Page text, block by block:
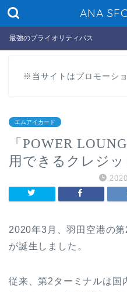
ANA
最強のプライオリティパス
※当サイトはプロモーシ
エムアイカード
「POWER
用できるクレジ
2020年3月、羽田空港の
が誕生しました。
従来、第2ターミナルは国